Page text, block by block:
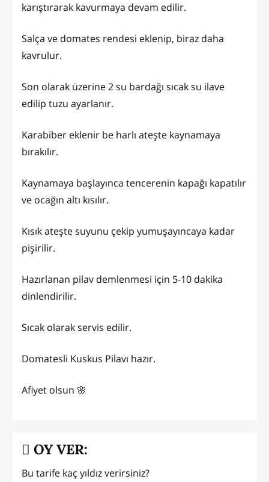
karıştırarak kavurmaya devam edilir.
Salça ve domates rendesi eklenip, biraz daha
kavrulur.
Son olarak üzerine 2 su bardağı sıcak su ilave
edilip tuzu ayarlanır.
Karabiber eklenir be harlı ateşte kaynamaya
bırakılır.
Kaynamaya başlayınca tencerenin kapağı kapatılır
ve ocağın altı kısılır.
Kısık ateşte suyunu çekip yumuşayıncaya kadar
pişirilir.
Hazırlanan pilav demlenmesi için 5-10 dakika
dinlendirilir.
Sıcak olarak servis edilir.
Domatesli Kuskus Pilavı hazır.
Afiyet olsun 🌸
OY VER:
Bu tarife kaç yıldız verirsiniz?